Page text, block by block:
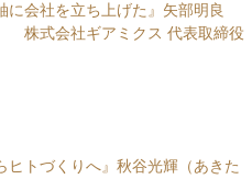
に会社を立ち上げた』矢部明良
株式会社ギアミクス 代表取締役
ヒトづくりへ』秋谷光輝（あきた